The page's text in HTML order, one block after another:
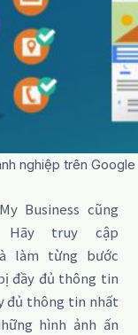
nghiệp trên
Business cũng
truy cập
làm từng bước
đầy đủ thông tin
đủ thông tin nhất
hình ảnh ấn